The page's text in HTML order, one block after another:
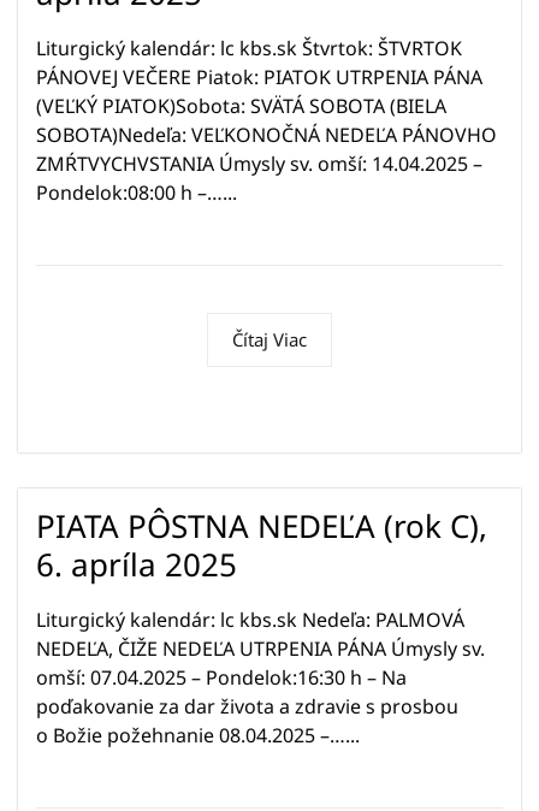
Liturgický kalendár: lc kbs.sk Štvrtok: ŠTVRTOK
PÁNOVEJ VEČERE Piatok: PIATOK UTRPENIA PÁNA
(VEĽKÝ PIATOK)Sobota: SVÄTÁ SOBOTA (BIELA
SOBOTA)Nedeľa: VEĽKONOČNÁ NEDEĽA PÁNOVHO
ZMŔTVYCHVSTANIA Úmysly sv. omší: 14.04.2025 –
Pondelok:08:00 h –…...
Čítaj Viac
PIATA PÔSTNA NEDEĽA (rok C),
6. apríla 2025
Liturgický kalendár: lc kbs.sk Nedeľa: PALMOVÁ
NEDEĽA, ČIŽE NEDEĽA UTRPENIA PÁNA Úmysly sv.
omší: 07.04.2025 – Pondelok:16:30 h – Na
poďakovanie za dar života a zdravie s prosbou
o Božie požehnanie 08.04.2025 –…...